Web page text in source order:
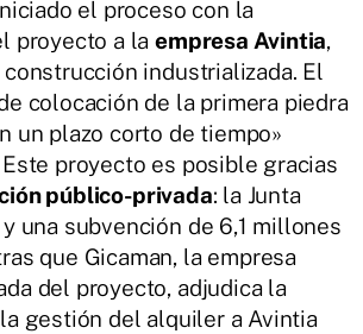
el proceso con la
proyecto a laempresa Avintia,
industrializada. El
colocación de la primera piedra
un plazo corto de tiempo»
proyecto es posible gracias
público-privada: la Junta
una subvención de 6,1 millones
que Gicaman, la empresa
del proyecto, adjudica la
gestión del alquiler a Avintia